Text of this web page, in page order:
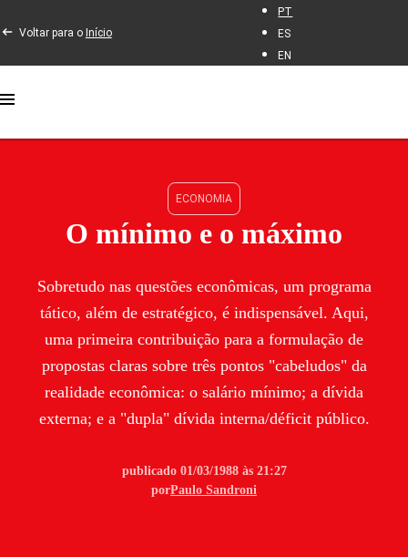
Voltar para o Início
PT
ES
EN
ECONOMIA
O mínimo e o máximo
Sobretudo nas questões econômicas, um programa
tático, além de estratégico, é indispensável. Aqui,
uma primeira contribuição para a formulação de
propostas claras sobre três pontos "cabeludos" da
realidade econômica: o salário mínimo; a dívida
externa; e a "dupla" dívida interna/déficit público.
publicado 01/03/1988 às 21:27
porPaulo Sandroni